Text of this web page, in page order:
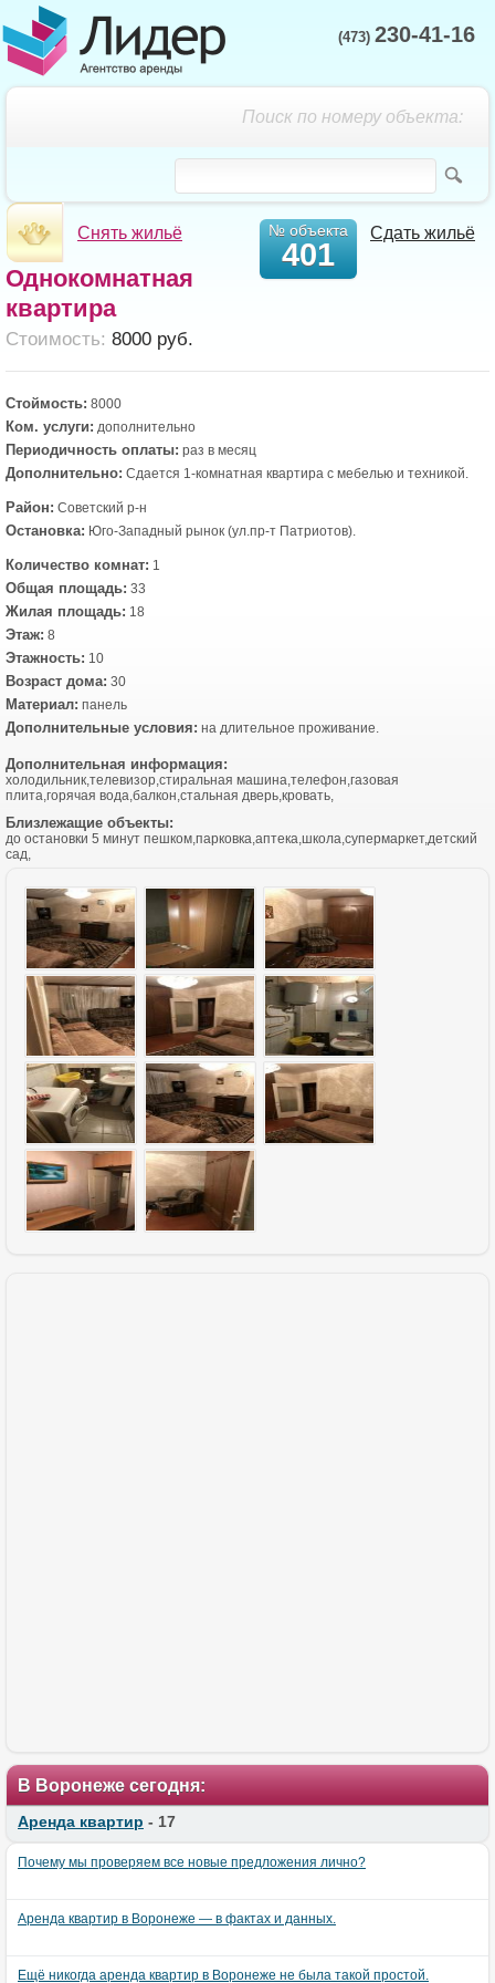
(473) 230-41-16
Поиск по номеру объекта:
Снять жильё Сдать жильё
№ объекта
401
Однокомнатная
квартира
Cтоимость: 8000 руб.
Стоймость: 8000
Ком. услуги: дополнительно
Периодичность оплаты: раз в месяц
Дополнительно: Сдается 1-комнатная квартира с мебелью и техникой.
Район: Советский р-н
Остановка: Юго-Западный рынок (ул.пр-т Патриотов).
Количество комнат: 1
Общая площадь: 33
Жилая площадь: 18
Этаж: 8
Этажность: 10
Возраст дома: 30
Материал: панель
Дополнительные условия: на длительное проживание.
Дополнительная информация:
холодильник,телевизор,стиральная машина,телефон,газовая
плита,горячая вода,балкон,стальная дверь,кровать,
Близлежащие объекты:
до остановки 5 минут пешком,парковка,аптека,школа,супермаркет,детский
сад,
В Воронеже сегодня:
Аренда квартир - 17
Почему мы проверяем все новые предложения лично?
Аренда квартир в Воронеже — в фактах и данных.
Ещё никогда аренда квартир в Воронеже не была такой простой.